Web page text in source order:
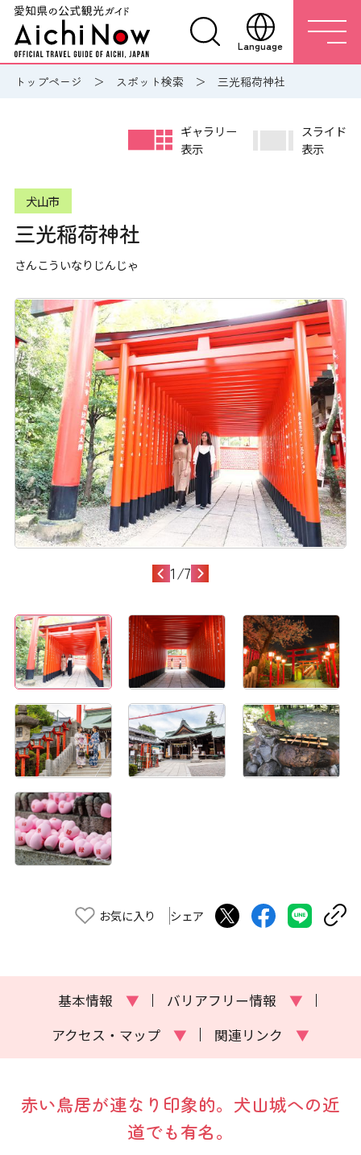
Language
トップページ スポット検索 三光稲荷神社
犬山市
三光稲荷神社
さんこういなりじんじゃ
ギャラリー
表示
スライド
表示
1/7
お気に入り シェア
基本情報 ▼ バリアフリー情報
▼
アクセス・マップ
▼ 関連リンク ▼
赤い鳥居が連なり印象的。犬山城への近
道でも有名。